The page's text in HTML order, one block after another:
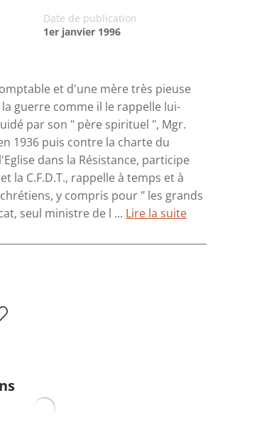
Date de publication
1er janvier 1996
et d'une mère très pieuse
guerre comme il le rappelle lui-
par son " père spirituel ", Mgr.
1936 puis contre la charte du
dans la Résistance, participe
la C.F.D.T., rappelle à temps et à
y compris pour " les grands
seul ministre de l ... Lire la suite